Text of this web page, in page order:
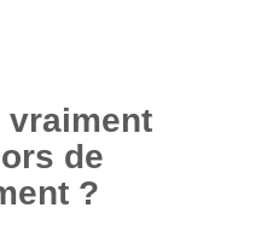
vraiment
de
?